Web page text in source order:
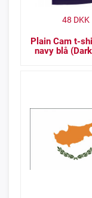
Plain Cam t-
navy blå
48 DKK